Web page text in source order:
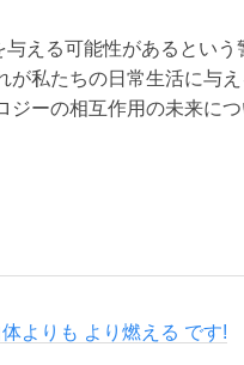
える可能性があるとい
私たちの日常生活に与
ーの相互作用の未来に
よりも より燃える です!